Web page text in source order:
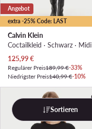
extra -25% Code: LAST
Angebot
Calvin Klein
Coctailkleid · Schwarz · Midi
Aktueller Preis
125,99€
Regulärer Preis189,99 €-33%
Niedrigster Preis140,99 €-10%
Sortieren